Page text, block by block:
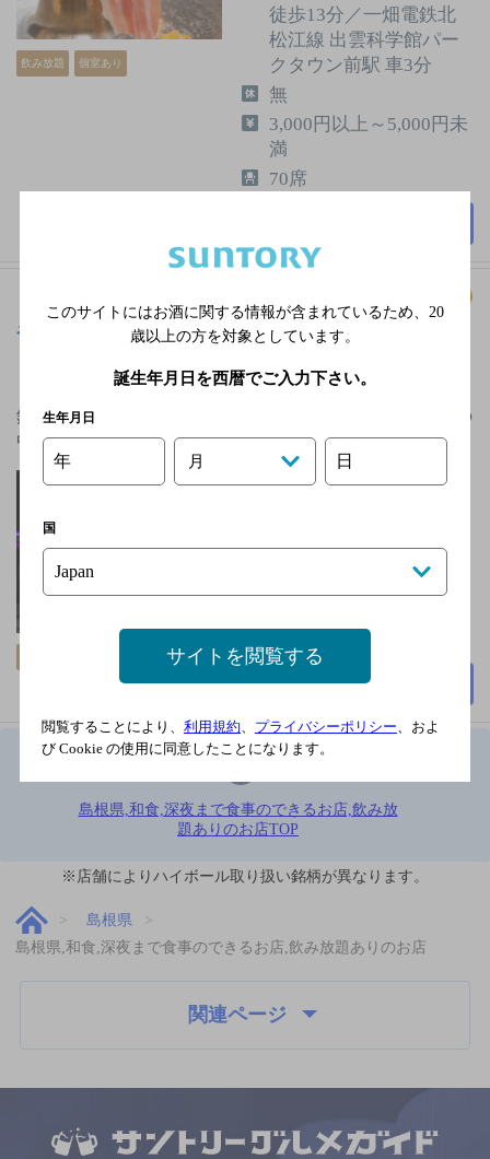
飲み放題 個室あり
徒歩13分／一畑電鉄北
松江線 出雲科学館パー
クタウン前駅 車3分
無
3,000円以上～5,000円未
満
70席
やきとりときや 松江店 [居酒屋]
リーズナブルな価格で料理をお楽しみいただけて、お
鍋なんかも1人前からご提供させて頂いてます！お店の
中の雰囲気も明るく、お…
ＪＲ線 松江駅北口よ
2,000円以上～3,000円未
満
詳細を見る
島根県,和食,深夜まで食事のできるお店,飲み放
題ありのお店TOP
※店舗によりハイボール取り扱い銘柄が異なります。
島根県
島根県,和食,深夜まで食事のできるお店,飲み放題ありのお店
関連ページ
このサイトにはお酒に関する情報が含まれているため、 20
歳以上の方を対象としています。
誕生年月日を西暦でご入力下さい。
生年月日
年 月 日
国
サイトを閲覧する
閲覧することにより、 利用規約、 プライバシーポリシー、およ
び Cookie の使用に同意したことになります。